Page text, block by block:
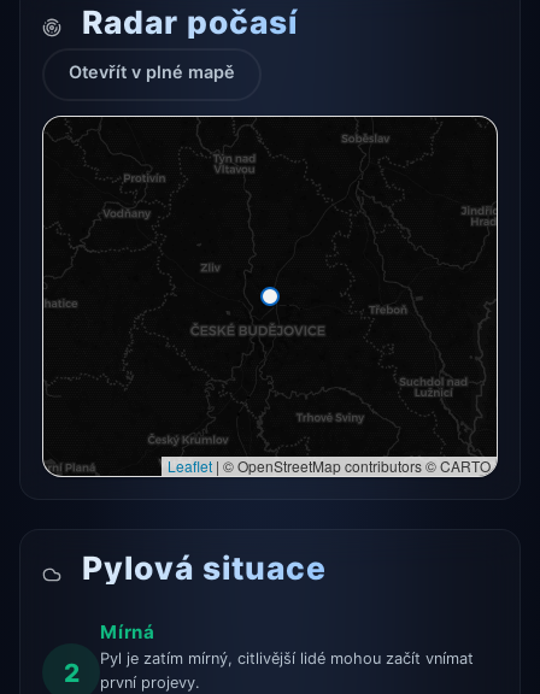
Radar počasí
Otevřít v plné mapě
Radarový snímek momentálně není dostupný.
Otevřít v plné mapě
Zkusit znovu
Otevřít v plné mapě →
Leaflet | © OpenStreetMap contributors © CARTO
Pylová situace
2
Mírná
Pyl je zatím mírný, citlivější lidé mohou začít vnímat
první projevy.